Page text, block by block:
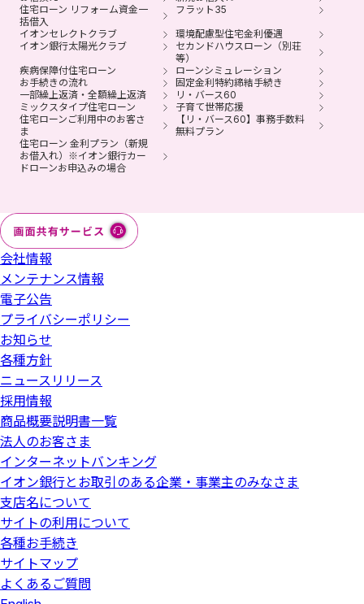
住宅ローン リフォーム資金一
括借入
フラット35
イオンセレクトクラブ
環境配慮型住宅金利優遇
イオン銀行太陽光クラブ
セカンドハウスローン（別荘
等）
疾病保障付住宅ローン
ローンシミュレーション
お手続きの流れ
固定金利特約締結手続き
一部繰上返済・全額繰上返済
リ・バース60
ミックスタイプ住宅ローン
子育て世帯応援
住宅ローンご利用中のお客さ
ま
【リ・バース60】事務手数料
無料プラン
住宅ローン 金利プラン（新規
お借入れ）※イオン銀行カー
ドローンお申込みの場合
会社情報
メンテナンス情報
電子公告
プライバシーポリシー
お知らせ
各種方針
ニュースリリース
採用情報
商品概要説明書一覧
法人のお客さま
インターネットバンキング
イオン銀行とお取引のある企業・事業主のみなさま
支店名について
サイトの利用について
各種お手続き
サイトマップ
よくあるご質問